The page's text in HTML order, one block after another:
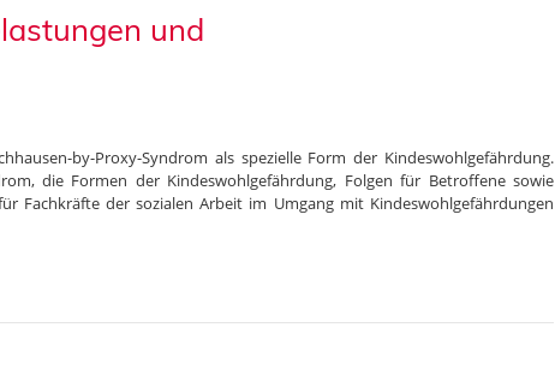
und
by-Proxy-Syndrom als spezielle Form der Kindeswohlgefährdung.
die Formen der Kindeswohlgefährdung, Folgen für Betroffene sowie
Fachkräfte der sozialen Arbeit im Umgang mit Kindeswohlgefährdungen